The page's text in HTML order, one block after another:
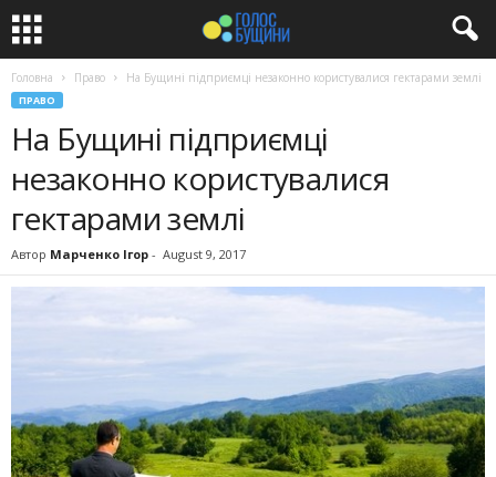
Головна Право На Бущині підприємці незаконно користувалися гектарами землі
ПРАВО
На Бущині підприємці
незаконно користувалися
гектарами землі
Автор Марченко Ігор - August 9, 2017